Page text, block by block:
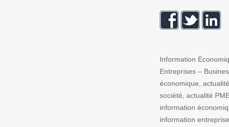
Information
Entreprises –
économique,
société, actualité
information
information